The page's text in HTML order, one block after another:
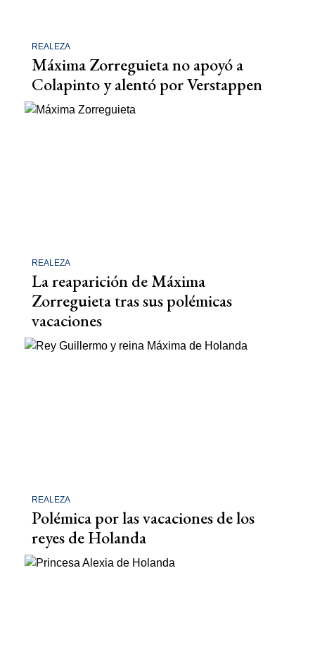
REALEZA
Máxima Zorreguieta no apoyó a
Colapinto y alentó por Verstappen
REALEZA
La reaparición de Máxima
Zorreguieta tras sus polémicas
vacaciones
REALEZA
Polémica por las vacaciones de los
reyes de Holanda